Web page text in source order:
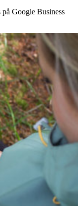
på Google Business